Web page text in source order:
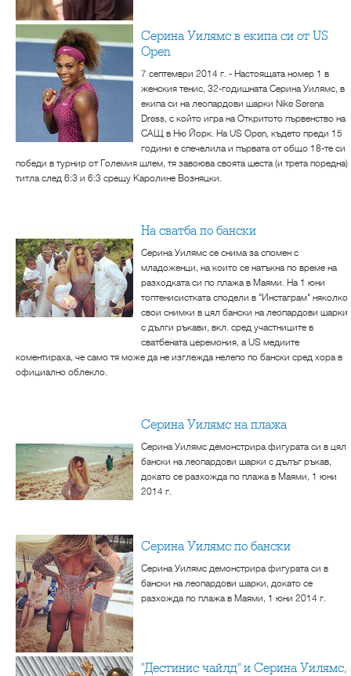
Серина Уилямс в екипа си от US
Open
7 септември 2014 г. - Настоящата номер 1 в
женския тенис, 32-годишната Серина Уилямс, в
екипа си на леопардови шарки Nike Serena
Dress, с който игра на Откритото първенство на
САЩ в Ню Йорк. На US Open, където преди 15
години е спечелила и първата от общо 18-те си
победи в турнир от Големия шлем, тя завоюва своята шеста (и трета поредна)
титла след 6:3 и 6:3 срещу Каролине Возняцки.
На сватба по бански
Серина Уилямс се снима за спомен с
младоженци, на които се натъкна по време на
разходката си по плажа в Маями. На 1 юни
топтенисистката сподели в "Инстаграм" няколко
свои снимки в цял бански на леопардови шарки
с дълги ръкави, вкл. сред участниците в
сватбената церемония, а US медиите
коментираха, че само тя може да не изглежда нелепо по бански сред хора в
официално облекло.
Серина Уилямс на плажа
Серина Уилямс демонстрира фигурата си в цял
бански на леопардови шарки с дълъг ръкав,
докато се разхожда по плажа в Маями, 1 юни
2014 г.
Серина Уилямс по бански
Серина Уилямс демонстрира фигурата си в
бански на леопардови шарки, докато се
разхожда по плажа в Маями, 1 юни 2014 г.
"Дестинис чайлд" и Серина Уилямс,